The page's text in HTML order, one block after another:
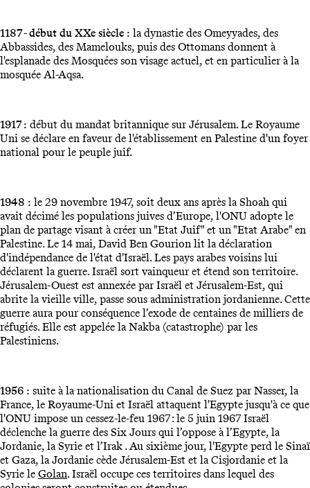
1187 - début du XXe siècle : la dynastie des Omeyyades, des
Abbassides, des Mamelouks, puis des Ottomans donnent à
l'esplanade des Mosquées son visage actuel, et en particulier à la
mosquée Al-Aqsa.
1917 : début du mandat britannique sur Jérusalem. Le Royaume
Uni se déclare en faveur de l'établissement en Palestine d'un foyer
national pour le peuple juif.
1948 : le 29 novembre 1947, soit deux ans après la Shoah qui
avait décimé les populations juives d’Europe, l'ONU adopte le
plan de partage visant à créer un "Etat Juif" et un "Etat Arabe" en
Palestine. Le 14 mai, David Ben Gourion lit la déclaration
d'indépendance de l'état d'Israël. Les pays arabes voisins lui
déclarent la guerre. Israël sort vainqueur et étend son territoire.
Jérusalem-Ouest est annexée par Israël et Jérusalem-Est, qui
abrite la vieille ville, passe sous administration jordanienne. Cette
guerre aura pour conséquence l’exode de centaines de milliers de
réfugiés. Elle est appelée la Nakba (catastrophe) par les
Palestiniens.
1956 : suite à la nationalisation du Canal de Suez par Nasser, la
France, le Royaume-Uni et Israël attaquent l'Egypte jusqu'à ce que
l'ONU impose un cessez-le-feu 1967 : le 5 juin 1967 Israël
déclenche la guerre des Six Jours qui l’oppose à l’Egypte, la
Jordanie, la Syrie et l’Irak . Au sixième jour, l'Egypte perd le Sinaï
et Gaza, la Jordanie cède Jérusalem-Est et la Cisjordanie et la
Syrie le Golan. Israël occupe ces territoires dans lequel des